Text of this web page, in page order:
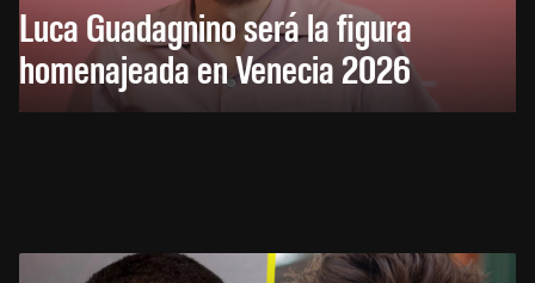
Luca Guadagnino será la figura
homenajeada en Venecia 2026